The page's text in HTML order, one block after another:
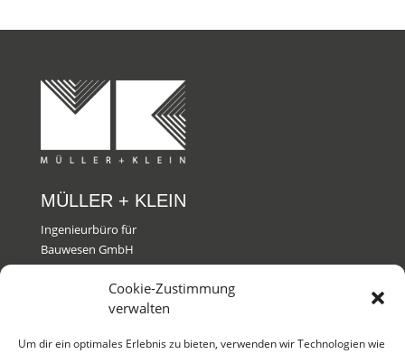
Cookie-Zustimmung
verwalten
Um dir ein optimales Erlebnis zu bieten, verwenden wir Technologien wie
MÜLLER + KLEIN
Ingenieurbüro für
Bauwesen GmbH
KONTAKT
Minfo@muk-fr.de